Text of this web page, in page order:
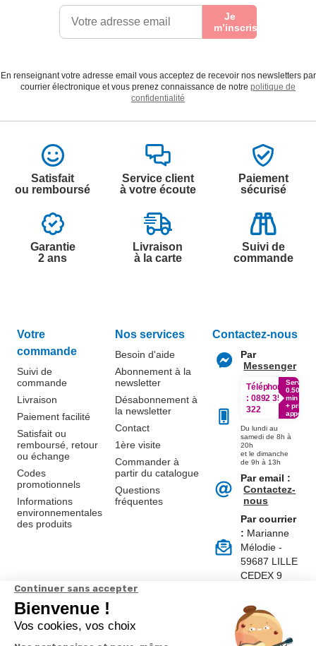
Je
m’inscris
En renseignant votre adresse email vous acceptez de recevoir nos newsletters par
courrier électronique et vous prenez connaissance de notre politique de
confidentialité
Satisfait
ou remboursé
Service client
à votre écoute
Paiement
sécurisé
Garantie
2 ans
Livraison
à la carte
Suivi de
commande
Votre
commande
Suivi de
commande
Livraison
Paiement facilité
Satisfait ou
remboursé, retour
ou échange
Codes
promotionnels
Informations
environnementales
des produits
Nos services
Besoin d'aide
Abonnement à la
newsletter
Désabonnement à
la newsletter
Contact
1ère visite
Commander à
partir du catalogue
Questions
fréquentes
A propos de
Contactez-nous
Par
Messenger
Téléphone
: 0892 350
322
Service
0.50€ /
min
+ prix
appel
Du lundi au
samedi de 8h à
20h
et le dimanche
de 9h à 13h
Par email :
Contactez-
nous
Par courrier
: Marianne
Mélodie -
59687 LILLE
CEDEX 9
Suivez-nous